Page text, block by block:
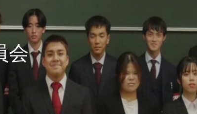
会